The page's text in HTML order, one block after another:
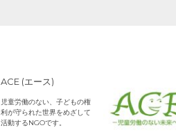
ACE (エース)
児童労働のない、子どもの権
利が守られた世界をめざして
活動するNGOです。